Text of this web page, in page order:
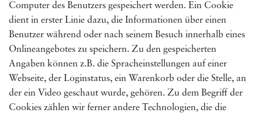
Computer des Benutzers gespeichert werden. Ein Cookie
dient in erster Linie dazu, die Informationen über einen
Benutzer während oder nach seinem Besuch innerhalb eines
Onlineangebotes zu speichern. Zu den gespeicherten
Angaben können z.B. die Spracheinstellungen auf einer
Webseite, der Loginstatus, ein Warenkorb oder die Stelle, an
der ein Video geschaut wurde, gehören. Zu dem Begriff der
Cookies zählen wir ferner andere Technologien, die die